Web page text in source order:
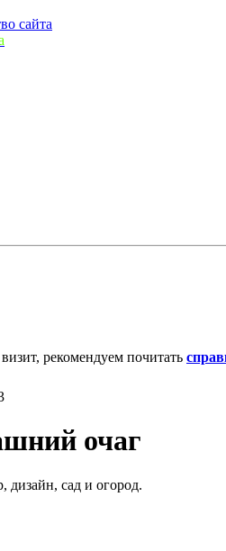
сайта
рекомендуем почитать
очаг
сад и огород.